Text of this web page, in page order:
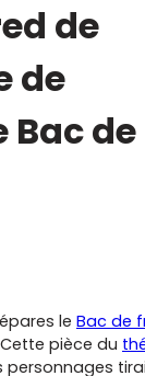
de
de
Bac de
le Bac de
pièce du